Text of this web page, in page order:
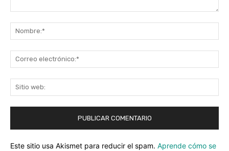
Este sitio usa Akismet para reducir el spam. Aprende cómo se